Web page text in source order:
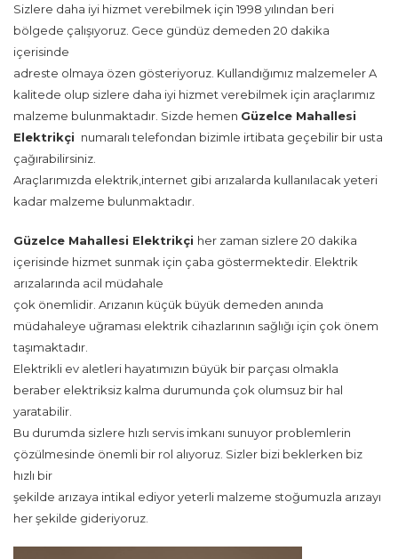
Sizlere daha iyi hizmet verebilmek için 1998 yılından beri
bölgede çalışıyoruz. Gece gündüz demeden 20 dakika
içerisinde
adreste olmaya özen gösteriyoruz. Kullandığımız malzemeler A
kalitede olup sizlere daha iyi hizmet verebilmek için araçlarımız
malzeme bulunmaktadır. Sizde hemen Güzelce Mahallesi
Elektrikçi numaralı telefondan bizimle irtibata geçebilir bir usta
çağırabilirsiniz.
Araçlarımızda elektrik,internet gibi arızalarda kullanılacak yeteri
kadar malzeme bulunmaktadır.
Güzelce Mahallesi Elektrikçi her zaman sizlere 20 dakika
içerisinde hizmet sunmak için çaba göstermektedir. Elektrik
arızalarında acil müdahale
çok önemlidir. Arızanın küçük büyük demeden anında
müdahaleye uğraması elektrik cihazlarının sağlığı için çok önem
taşımaktadır.
Elektrikli ev aletleri hayatımızın büyük bir parçası olmakla
beraber elektriksiz kalma durumunda çok olumsuz bir hal
yaratabilir.
Bu durumda sizlere hızlı servis imkanı sunuyor problemlerin
çözülmesinde önemli bir rol alıyoruz. Sizler bizi beklerken biz
hızlı bir
şekilde arızaya intikal ediyor yeterli malzeme stoğumuzla arızayı
her şekilde gideriyoruz.